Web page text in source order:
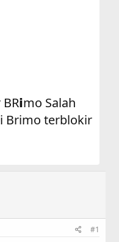
Salah
Brimo terblokir
#1